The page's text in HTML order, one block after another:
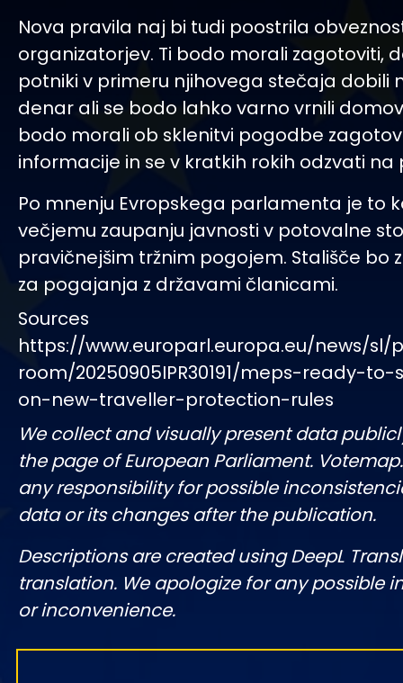
Nova pravila naj bi tudi poostrila
organizatorjev. Ti bodo morali zagotoviti,
potniki v primeru njihovega stečaja dobili
denar ali se bodo lahko varno vrnili
bodo morali ob sklenitvi pogodbe
informacije in se v kratkih rokih odzvati na
Po mnenju Evropskega parlamenta je to
večjemu zaupanju javnosti v potovalne
pravičnejšim tržnim pogojem. Stališče bo
za pogajanja z državami članicami.
Sources
https://www.europarl.europa.eu/news/sl/
room/20250905IPR30191/meps-ready-
on-new-traveller-protection-rules
We collect and visually present data
the page of European Parliament.
any responsibility for possible
data or its changes after the publication.
Descriptions are created using DeepL
translation. We apologize for any possible
or inconvenience.